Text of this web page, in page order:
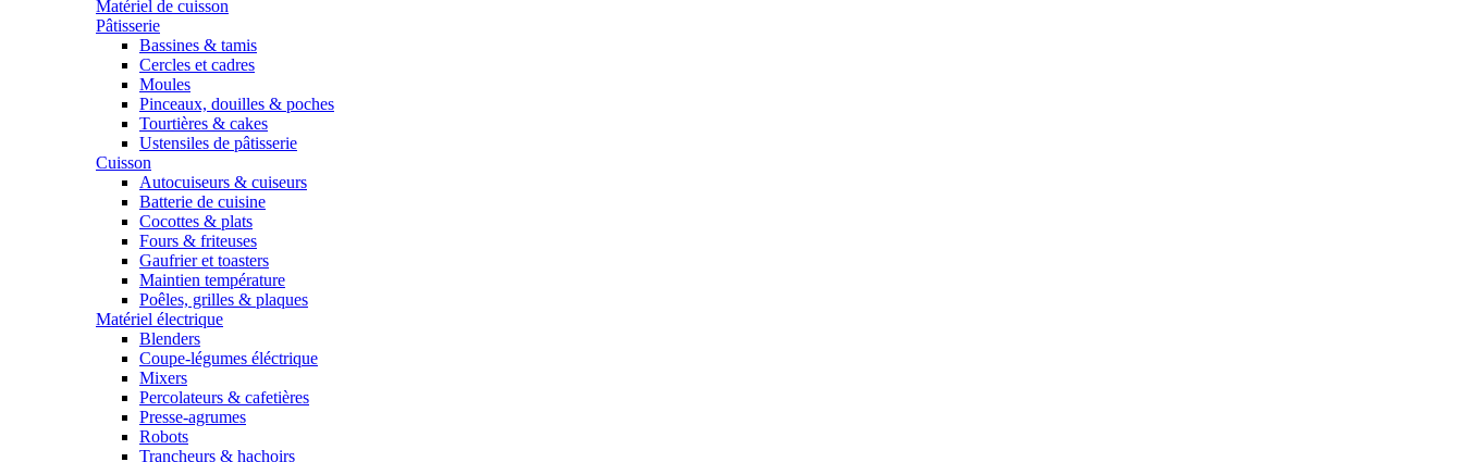
Matériel de cuisson
Pâtisserie
Bassines & tamis
Cercles et cadres
Moules
Pinceaux, douilles & poches
Tourtières & cakes
Ustensiles de pâtisserie
Cuisson
Autocuiseurs & cuiseurs
Batterie de cuisine
Cocottes & plats
Fours & friteuses
Gaufrier et toasters
Maintien température
Poêles, grilles & plaques
Matériel électrique
Blenders
Coupe-légumes éléctrique
Mixers
Percolateurs & cafetières
Presse-agrumes
Robots
Trancheurs & hachoirs